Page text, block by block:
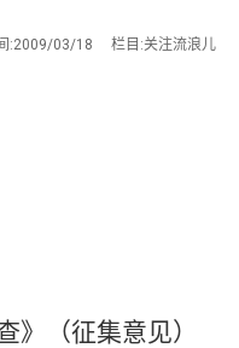
:2009/03/18 栏目:关注流浪儿
》（征集意见）